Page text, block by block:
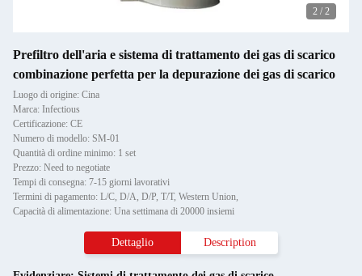
2 / 2
Prefiltro dell'aria e sistema di trattamento dei gas di scarico
combinazione perfetta per la depurazione dei gas di scarico
Luogo di origine: Cina
Marca: Infectious
Certificazione: CE
Numero di modello: SM-01
Quantità di ordine minimo: 1 set
Prezzo: Need to negotiate
Tempi di consegna: 7-15 giorni lavorativi
Termini di pagamento: L/C, D/A, D/P, T/T, Western Union,
Capacità di alimentazione: Una settimana di 20000 insiemi
Dettaglio Description